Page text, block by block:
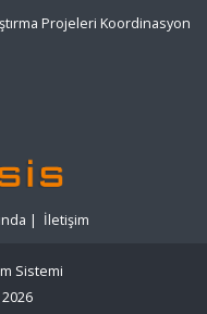
Projeleri Koordinasyon
| İletişim
Sistemi